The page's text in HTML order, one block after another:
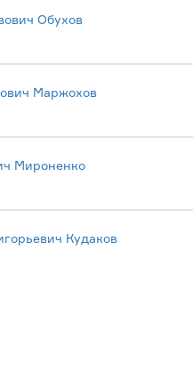
Обухов
Маржохов
Мироненко
Кудаков